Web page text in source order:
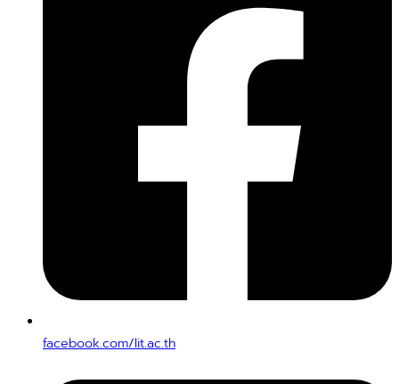
facebook.com/lit.ac.th